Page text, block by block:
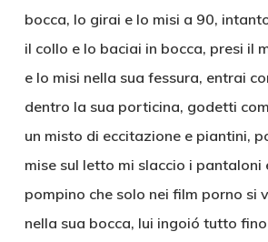
bocca, lo girai e lo misi a 90,
il collo e lo baciai in bocca, presi il
e lo misi nella sua fessura, entrai
dentro la sua porticina, godetti
un misto di eccitazione e piantini,
mise sul letto mi slaccio i pantaloni
pompino che solo nei film porno si
nella sua bocca, lui ingoió tutto